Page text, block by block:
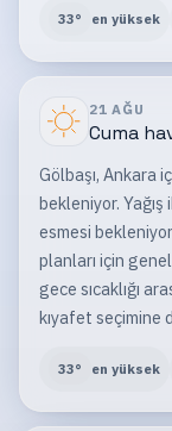
33° en yüksek
21 AĞU
Cuma
Gölbaşı, Ankara
bekleniyor.
esmesi
planları için
gece sıcaklığı
kıyafet seçimine
33° en yüksek